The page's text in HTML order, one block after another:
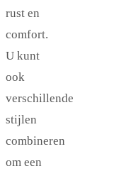
rust en
comfort.
U kunt
ook
verschillende
stijlen
combineren
om een